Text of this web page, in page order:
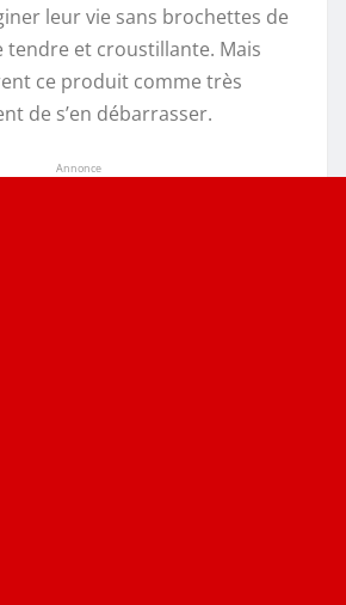
leur vie sans brochettes de
tendre et croustillante. Mais
ce produit comme très
de s’en débarrasser.
Annonce